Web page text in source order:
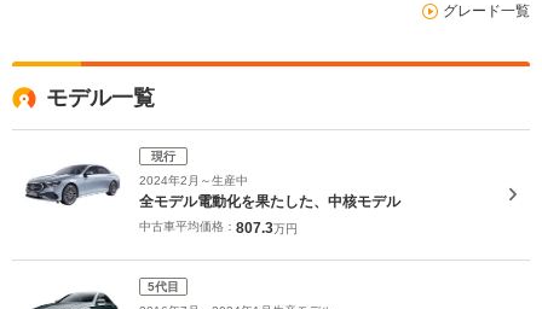
グレード一覧
モデル一覧
現行
2024年2月～生産中
全モデル電動化を果たした、中核モデル
中古車平均価格： 807.3万円
5代目